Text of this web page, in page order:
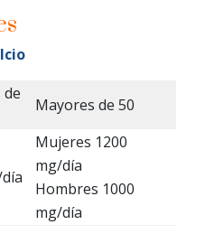
Mayores de 50
Mujeres 1200
mg/día
Hombres 1000
mg/día